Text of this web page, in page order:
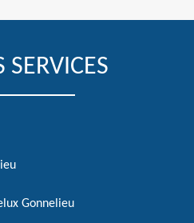
SERVICES
Gonnelieu